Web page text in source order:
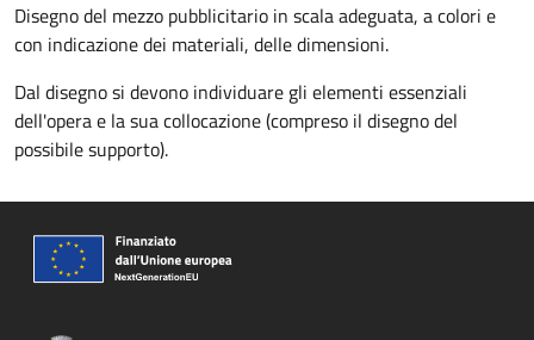
Disegno del mezzo pubblicitario in scala adeguata, a colori e
con indicazione dei materiali, delle dimensioni.
Dal disegno si devono individuare gli elementi essenziali
dell'opera e la sua collocazione (compreso il disegno del
possibile supporto).